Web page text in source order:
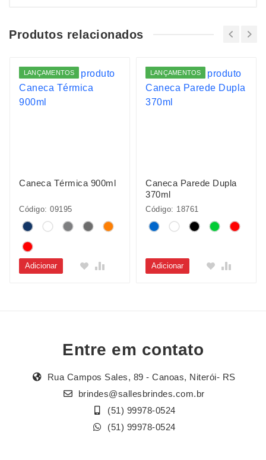
Produtos relacionados
LANÇAMENTOS
Caneca Térmica 900ml
Código: 09195
Adicionar
LANÇAMENTOS
Caneca Parede Dupla
370ml
Código: 18761
Adicionar
Entre em contato
Rua Campos Sales, 89 - Canoas, Niterói- RS
brindes@sallesbrindes.com.br
(51) 99978-0524
(51) 99978-0524